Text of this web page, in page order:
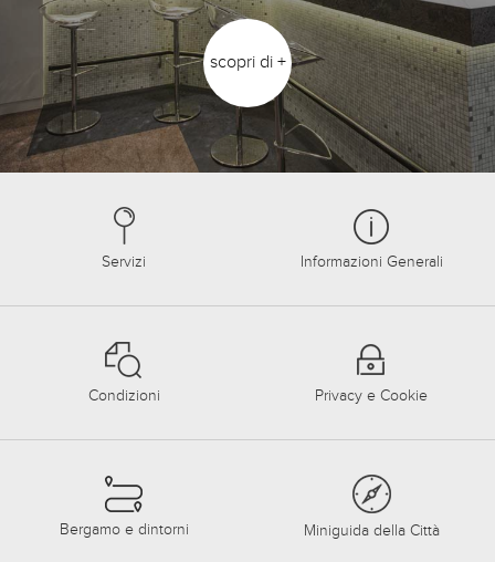
scopri di +
Servizi Informazioni Generali
Condizioni Privacy e Cookie
Bergamo e dintorni Miniguida della Città